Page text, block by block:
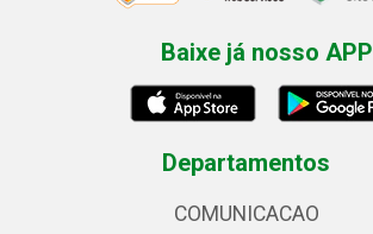
Baixe já nosso APP
Departamentos
COMUNICACAO